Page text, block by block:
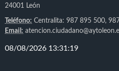
24001 León
Teléfono: Centralita: 987 895 500,
Email: